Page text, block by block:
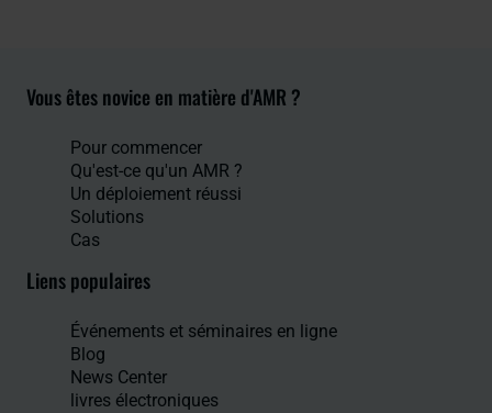
Vous êtes novice en matière d'AMR ?
Pour commencer
Qu'est-ce qu'un AMR ?
Un déploiement réussi
Solutions
Cas
Liens populaires
Événements et séminaires en ligne
Blog
News Center
livres électroniques